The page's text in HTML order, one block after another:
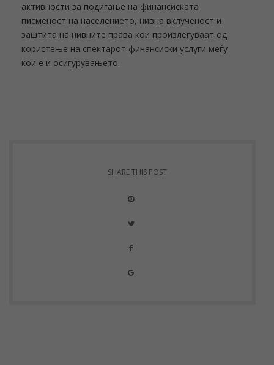
активности за подигање на финансиската
писменост на населението, нивна вклученост и
заштита на нивните права кои произлегуваат од
користење на спектарот финансиски услуги меѓу
кои е и осигурувањето.
SHARE THIS POST